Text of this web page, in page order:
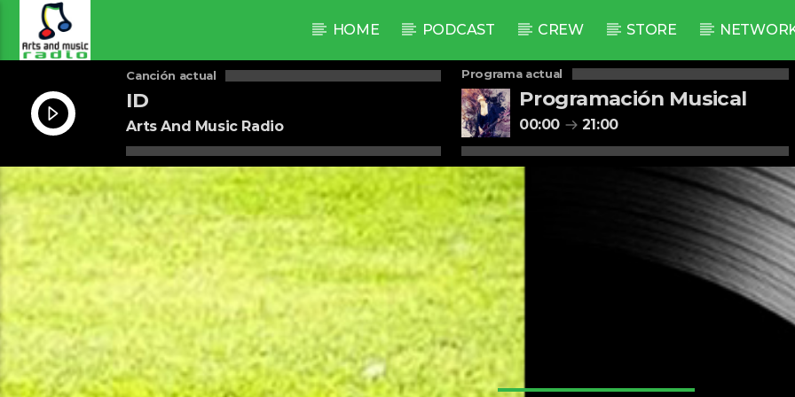
HOME PODCAST CREW STORE
Canción actual
ID
Arts And Music Radio
Programa actual
Programación Musical
00:00 21:00